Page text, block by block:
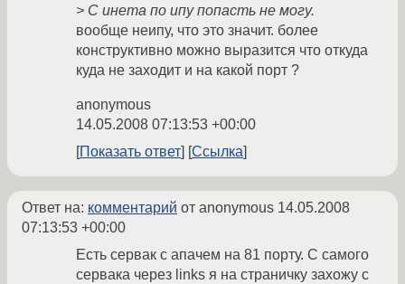
> С инета по ипу попасть не могу.
вообще неипу, что это значит. более
конструктивно можно выразится что откуда
куда не заходит и на какой порт ?
anonymous
14.05.2008 07:13:53 +00:00
Показать ответ
Ссылка
Ответ на: комментарий от anonymous 14.05.2008
07:13:53 +00:00
Есть сервак с апачем на 81 порту. С самого
сервака через links я на страничку захожу c